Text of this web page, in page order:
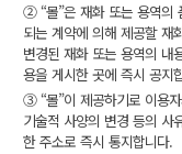
② “몰”은 재화 또는 용역의
되는 계약에 의해 제공할 재
변경된 재화 또는 용역의 내
용을 게시한 곳에 즉시 공지
③ “몰”이 제공하기로 이용
기술적 사양의 변경 등의 사
한 주소로 즉시 통지합니다.